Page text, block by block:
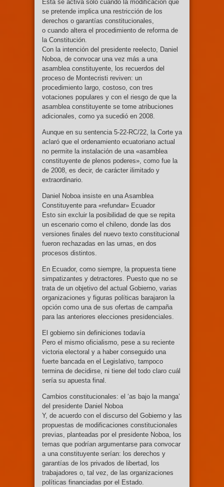
Esta se activa sólo cuando la modificación que
se pretende implica una restricción de los
derechos o garantías constitucionales,
o cuando altera el procedimiento de reforma de
la Constitución.
Con la intención del presidente reelecto, Daniel
Noboa, de convocar una vez más a una
asamblea constituyente, los recuerdos del
proceso de Montecristi reviven: un
procedimiento largo, costoso, con tres
votaciones populares y con el riesgo de que la
asamblea constituyente se tome atribuciones
adicionales, como ya sucedió en 2008.
Aunque en su sentencia 5-22-RC/22, la Corte ya
aclaró que el ordenamiento ecuatoriano actual
no permite la instalación de una «asamblea
constituyente de plenos poderes», como fue la
de 2008, es decir, de carácter ilimitado y
extraordinario.
Daniel Noboa insiste en una Asamblea
Constituyente para «refundar» Ecuador
Esto sin excluir la posibilidad de que se repita
un escenario como el chileno, donde las dos
versiones finales del nuevo texto constitucional
fueron rechazadas en las urnas, en dos
procesos distintos.
En Ecuador, como siempre, la propuesta tiene
simpatizantes y detractores. Puesto que no se
trata de un objetivo del actual Gobierno, varias
organizaciones y figuras políticas barajaron la
opción como una de sus ofertas de campaña
para las anteriores elecciones presidenciales.
El gobierno sin definiciones todavía
Pero el mismo oficialismo, pese a su reciente
victoria electoral y a haber conseguido una
fuerte bancada en el Legislativo, tampoco
termina de decidirse, ni tiene del todo claro cuál
sería su apuesta final.
Cambios constitucionales: el ‘as bajo la manga’
del presidente Daniel Noboa
Y, de acuerdo con el discurso del Gobierno y las
propuestas de modificaciones constitucionales
previas, planteadas por el presidente Noboa, los
temas que podrían argumentarse para convocar
a una constituyente serían: los derechos y
garantías de los privados de libertad, los
trabajadores o, tal vez, de las organizaciones
políticas financiadas por el Estado.